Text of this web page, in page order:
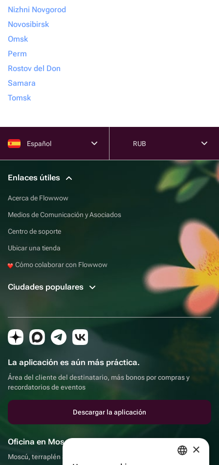
Nizhni Novgorod
Novosibirsk
Omsk
Perm
Rostov del Don
Samara
Tomsk
Español RUB
Enlaces útiles
Acerca de Flowwow
Medios de Comunicación y Asociados
Centro de soporte
Ubicar una tienda
Cómo colaborar con Flowwow
Ciudades populares
La aplicación es aún más práctica.
Área del cliente del destinatario, más bonos por compras y
recordatorios de eventos
Descargar la aplicación
Oficina en Moscú
Moscú, terraplén Sadovnicheskaya, 9, sala 2/3 ×